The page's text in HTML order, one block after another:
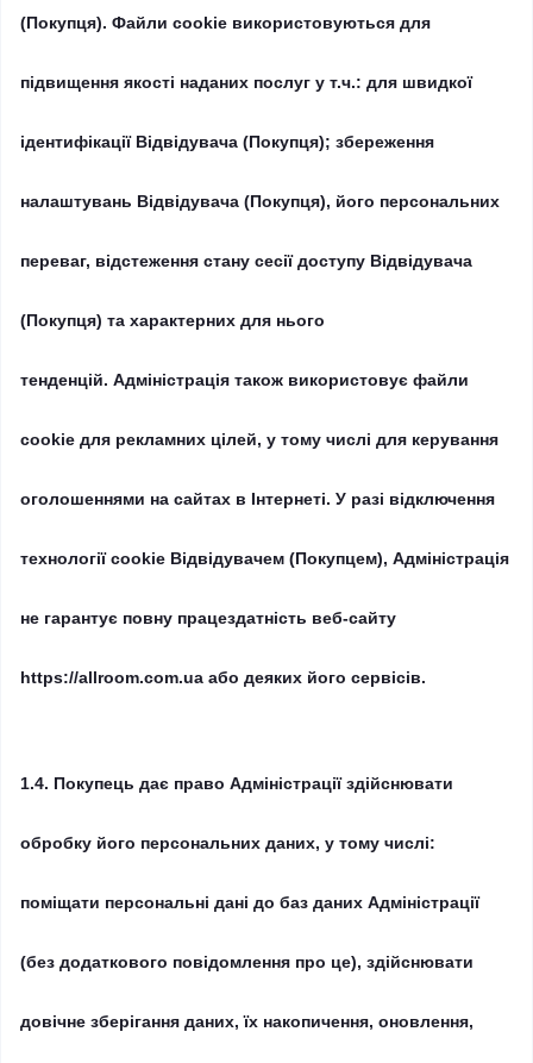
(Покупця). Файли cookie використовуються для
підвищення якості наданих послуг у т.ч.: для швидкої
ідентифікації Відвідувача (Покупця); збереження
налаштувань Відвідувача (Покупця), його персональних
переваг, відстеження стану сесії доступу Відвідувача
(Покупця) та характерних для нього
тенденцій. Адміністрація також використовує файли
cookie для рекламних цілей, у тому числі для керування
оголошеннями на сайтах в Інтернеті. У разі відключення
технології cookie Відвідувачем (Покупцем), Адміністрація
не гарантує повну працездатність веб-сайту
https://allroom.com.ua або деяких його сервісів.
1.4. Покупець дає право Адміністрації здійснювати
обробку його персональних даних, у тому числі:
поміщати персональні дані до баз даних Адміністрації
(без додаткового повідомлення про це), здійснювати
довічне зберігання даних, їх накопичення, оновлення,